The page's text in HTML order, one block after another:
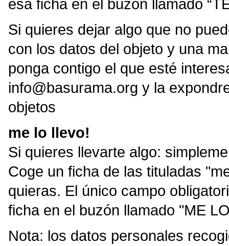
esa ficha en el buzón llamado
Si quieres dejar algo que no
con los datos del objeto y una
ponga contigo el que esté
info@basurama.org y la
objetos
me lo llevo!
Si quieres llevarte algo:
Coge un ficha de las tituladas
quieras. El único campo
ficha en el buzón llamado "ME
Nota: los datos personales